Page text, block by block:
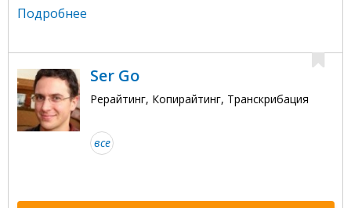
Подробнее
Ser Go
Рерайтинг, Копирайтинг, Транскрибация
все